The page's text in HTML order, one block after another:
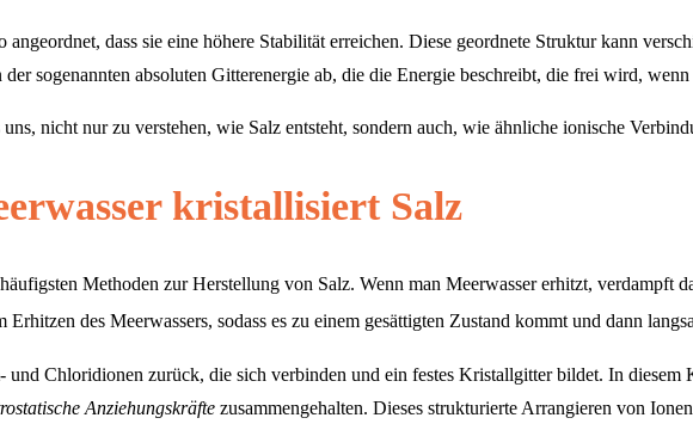
dass sie eine höhere Stabilität erreichen. Diese geordnete Struktur kann
sogenannten absoluten Gitterenergie ab, die die Energie beschreibt, die frei wird,
nicht nur zu verstehen, wie Salz entsteht, sondern auch, wie ähnliche ionische
kristallisiert Salz
Methoden zur Herstellung von Salz. Wenn man Meerwasser erhitzt, verdampft
Erhitzen des Meerwassers, sodass es zu einem gesättigten Zustand kommt und dann
und Chloridionen zurück, die sich verbinden und ein festes Kristallgitter bildet. In
Anziehungskräfte zusammengehalten. Dieses strukturierte Arrangieren von